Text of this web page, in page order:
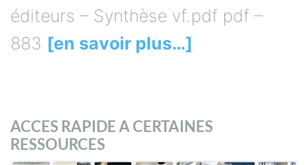
éditeurs – Synthèse vf.pdf pdf –
883 [en savoir plus…]
ACCES RAPIDE A CERTAINES
RESSOURCES